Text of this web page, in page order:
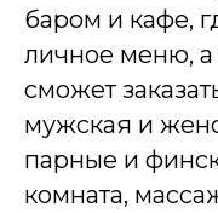
баром и кафе,
личное меню, а
сможет
мужская и
парные и
комната,